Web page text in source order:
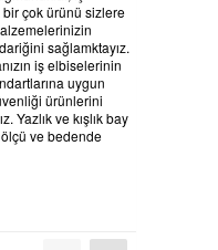
çok ürünü sizlere
sağlamktayız.
iş elbiselerinin
uygun
ürünlerini
Yazlık ve kışlık bay
ve bedende